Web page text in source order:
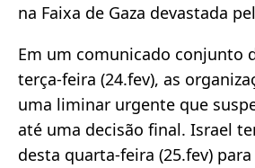
na Faixa de Gaza devastada
Em um comunicado conjunto
terça-feira (24.fev), as
uma liminar urgente que
até uma decisão final. Israel
desta quarta-feira (25.fev)